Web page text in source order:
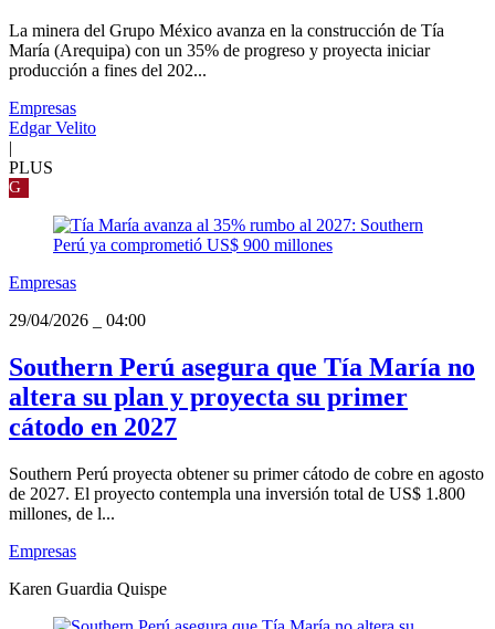
La minera del Grupo México avanza en la construcción de Tía
María (Arequipa) con un 35% de progreso y proyecta iniciar
producción a fines del 202...
Empresas
Edgar Velito
|
PLUS
G
Empresas
29/04/2026
04:00
Southern Perú asegura que Tía María no
altera su plan y proyecta su primer
cátodo en 2027
Southern Perú proyecta obtener su primer cátodo de cobre en agosto
de 2027. El proyecto contempla una inversión total de US$ 1.800
millones, de l...
Empresas
Karen Guardia Quispe